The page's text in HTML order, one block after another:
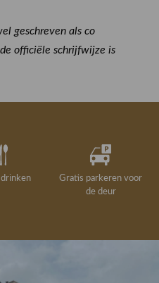
geschreven als co
officiële schrijfwijze is
Gratis parkeren voor
de deur
in